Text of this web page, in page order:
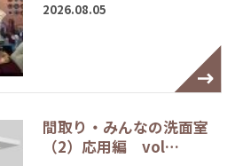
2026.08.05
間取り・みんなの洗面室
（2）応用編 vol…